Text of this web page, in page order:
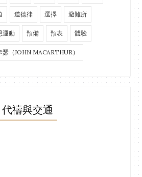
道德律 選擇 避難所
運動 預備 預表 體驗
瑟（JOHN MACARTHUR）
代禱與交通